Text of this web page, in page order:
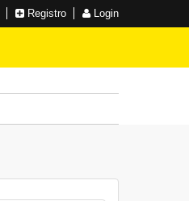
Registro Login